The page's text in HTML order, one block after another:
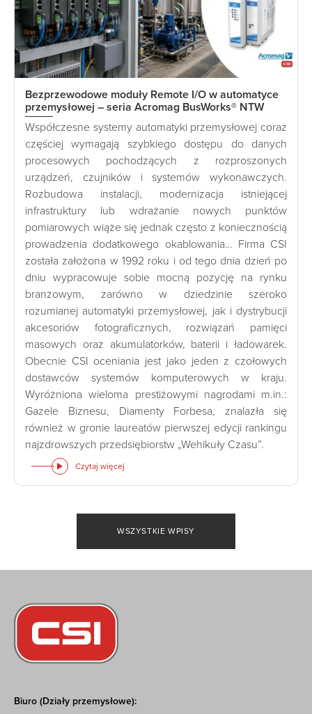
Bezprzewodowe moduły Remote I/O w automatyce
przemysłowej – seria Acromag BusWorks® NTW
Współczesne systemy automatyki przemysłowej coraz
częściej wymagają szybkiego dostępu do danych
procesowych pochodzących z rozproszonych
urządzeń, czujników i systemów wykonawczych.
Rozbudowa instalacji, modernizacja istniejącej
infrastruktury lub wdrażanie nowych punktów
pomiarowych wiąże się jednak często z koniecznością
prowadzenia dodatkowego okablowania… Firma CSI
została założona w 1992 roku i od tego dnia dzień po
dniu wypracowuje sobie mocną pozycję na rynku
branżowym, zarówno w dziedzinie szeroko
rozumianej automatyki przemysłowej, jak i dystrybucji
akcesoriów fotograficznych, rozwiązań pamięci
masowych oraz akumulatorków, baterii i ładowarek.
Obecnie CSI oceniania jest jako jeden z czołowych
dostawców systemów komputerowych w kraju.
Wyróżniona wieloma prestiżowymi nagrodami m.in.:
Gazele Biznesu, Diamenty Forbesa, znalazła się
również w gronie laureatów pierwszej edycji rankingu
najzdrowszych przedsiębiorstw „Wehikuły Czasu”.
Czytaj więcej
WSZYSTKIE WPISY
Biuro (Działy przemysłowe):